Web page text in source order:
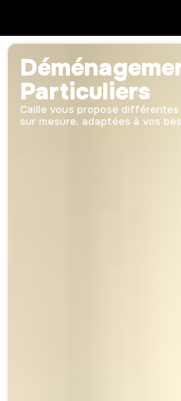
Particuliers
Caille vous propose
sur mesure, adaptées à vos